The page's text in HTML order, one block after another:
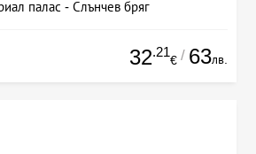
палас - Слънчев бряг
32.21
€ / 63лв.